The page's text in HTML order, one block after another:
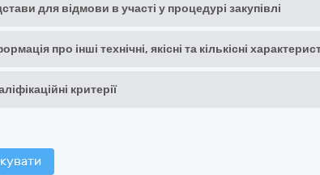
для відмови в участі у процедурі закупівлі
про інші технічні, якісні та кількісні
критерії